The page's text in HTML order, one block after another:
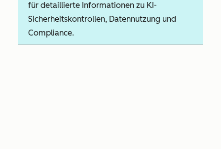
für detaillierte Informationen zu KI-
Sicherheitskontrollen, Datennutzung und
Compliance.